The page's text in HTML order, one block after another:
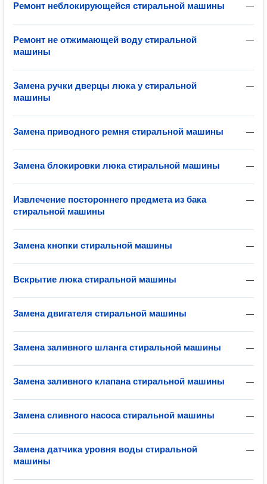
—
Ремонт неблокирующейся стиральной машины
—
Ремонт не отжимающей воду стиральной
машины
—
Замена ручки дверцы люка у стиральной
машины
—
Замена приводного ремня стиральной машины
—
Замена блокировки люка стиральной машины
—
Извлечение постороннего предмета из бака
стиральной машины
—
Замена кнопки стиральной машины
—
Вскрытие люка стиральной машины
—
Замена двигателя стиральной машины
—
Замена заливного шланга стиральной машины
—
Замена заливного клапана стиральной машины
—
Замена сливного насоса стиральной машины
—
Замена датчика уровня воды стиральной
машины